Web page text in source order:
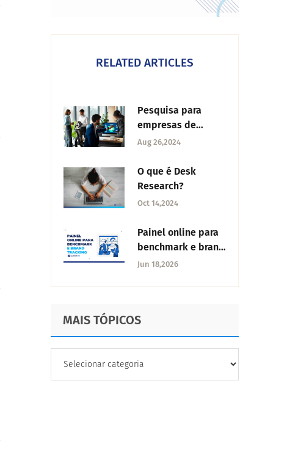
RELATED ARTICLES
Pesquisa para
empresas de
tecnologia: tipos e
Aug 26,2024
O que é Desk
Research?
Oct 14,2024
Painel online para
benchmark e brand
tracking: como a
estudos de NPS
Jun 18,2026
MAIS TÓPICOS
TÓPICOS